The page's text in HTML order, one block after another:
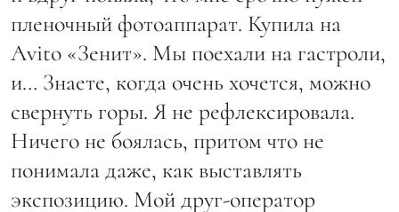
пленочный фотоаппарат. Купила на
Avito «Зенит». Мы поехали на гастроли,
и… Знаете, когда очень хочется, можно
свернуть горы. Я не рефлексировала.
Ничего не боялась, притом что не
понимала даже, как выставлять
экспозицию. Мой друг-оператор